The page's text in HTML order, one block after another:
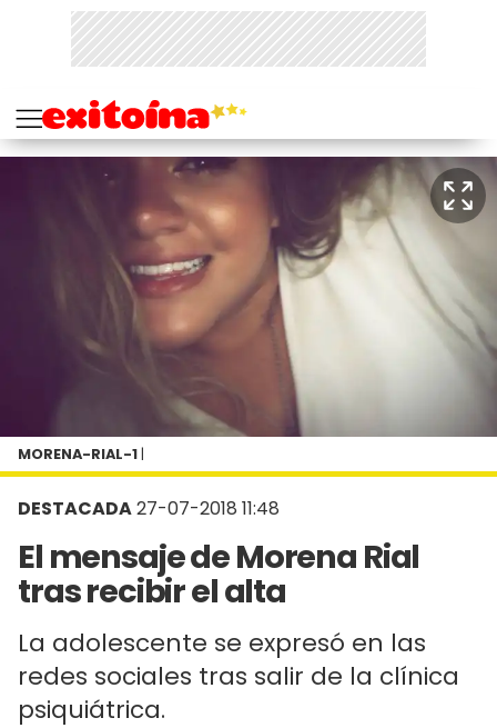
DESTACADA27-07-2018 11:48
El mensaje de Morena Rial
tras recibir el alta
La adolescente se expresó en las
redes sociales tras salir de la clínica
psiquiátrica.
MORENA-RIAL-1 |